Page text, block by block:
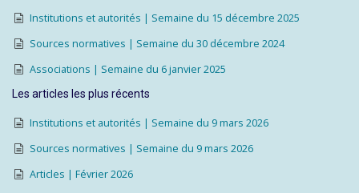
Institutions et autorités | Semaine du 15 décembre 2025
Sources normatives | Semaine du 30 décembre 2024
Associations | Semaine du 6 janvier 2025
Les articles les plus récents
Institutions et autorités | Semaine du 9 mars 2026
Sources normatives | Semaine du 9 mars 2026
Articles | Février 2026